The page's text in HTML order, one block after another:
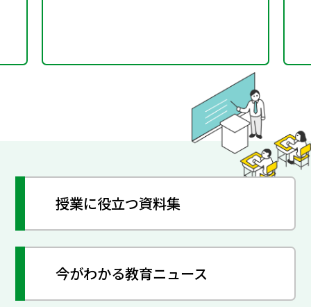
授業に役立つ資料集
今がわかる教育ニュース